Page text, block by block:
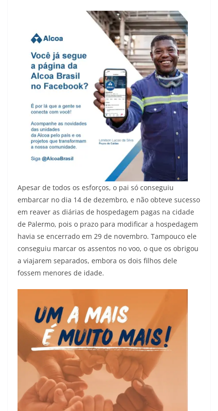
Apesar de todos os esforços, o pai só conseguiu
embarcar no dia 14 de dezembro, e não obteve sucesso
em reaver as diárias de hospedagem pagas na cidade
de Palermo, pois o prazo para modificar a hospedagem
havia se encerrado em 29 de novembro. Tampouco ele
conseguiu marcar os assentos no voo, o que os obrigou
a viajarem separados, embora os dois filhos dele
fossem menores de idade.